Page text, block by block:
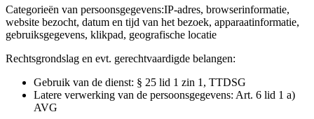
Categorieën van persoonsgegevens:IP-adres, browserinformatie,
website bezocht, datum en tijd van het bezoek, apparaatinformatie,
gebruiksgegevens, klikpad, geografische locatie
Rechtsgrondslag en evt. gerechtvaardigde belangen:
Gebruik van de dienst: § 25 lid 1 zin 1, TTDSG
Latere verwerking van de persoonsgegevens: Art. 6 lid 1 a)
AVG